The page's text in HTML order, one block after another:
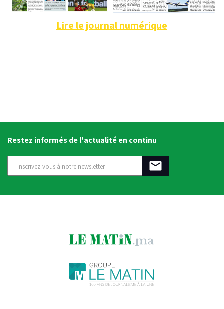
Lire le journal numérique
Restez informés de l'actualité en continu